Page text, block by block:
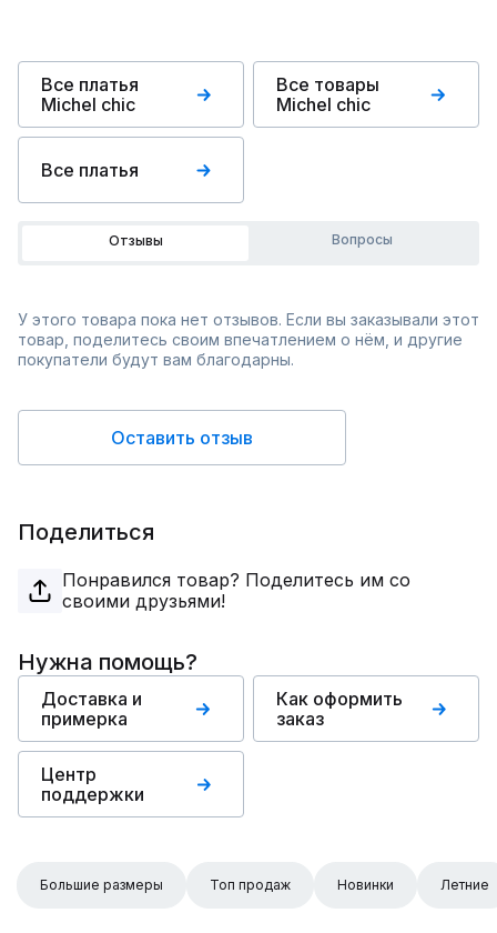
Все платья
Michel chic
Все товары
Michel chic
Все платья
Отзывы Вопросы
У этого товара пока нет отзывов. Если вы заказывали этот
товар, поделитесь своим впечатлением о нём, и другие
покупатели будут вам благодарны.
Оставить отзыв
Поделиться
Понравился товар? Поделитесь им со
своими друзьями!
Нужна помощь?
Доставка и
примерка
Как оформить
заказ
Центр
поддержки
Большие размеры Топ продаж Новинки Летние